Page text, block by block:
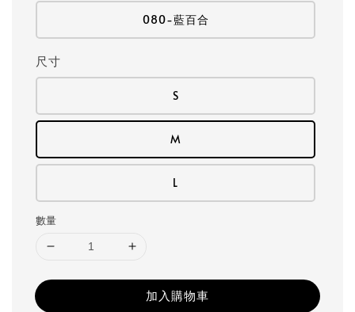
080-藍百合
尺寸
S
M
L
數量
加入購物車